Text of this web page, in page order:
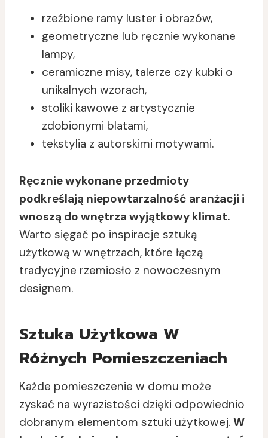
rzeźbione ramy luster i obrazów,
geometryczne lub ręcznie wykonane
lampy,
ceramiczne misy, talerze czy kubki o
unikalnych wzorach,
stoliki kawowe z artystycznie
zdobionymi blatami,
tekstylia z autorskimi motywami.
Ręcznie wykonane przedmioty
podkreślają niepowtarzalność aranżacji i
wnoszą do wnętrza wyjątkowy klimat.
Warto sięgać po inspiracje sztuką
użytkową w wnętrzach, które łączą
tradycyjne rzemiosło z nowoczesnym
designem.
Sztuka Użytkowa W
Różnych Pomieszczeniach
Każde pomieszczenie w domu może
zyskać na wyrazistości dzięki odpowiednio
dobranym elementom sztuki użytkowej. W